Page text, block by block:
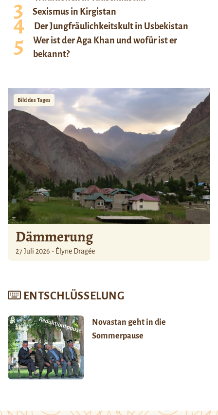
Sexismus in Kirgistan
Der Jungfräulichkeitskult in Usbekistan
Wer ist der Aga Khan und wofür ist er
bekannt?
Bild des Tages
Dämmerung
27 Juli 2026 - Élyne Dragée
ENTSCHLÜSSELUNG
Novastan geht in die
Sommerpause